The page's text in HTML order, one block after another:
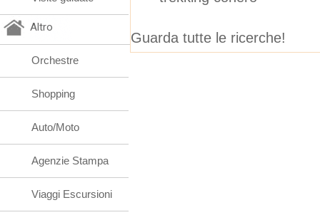
Guarda tutte le ricerche!
Altro
Orchestre
Shopping
Auto/Moto
Agenzie Stampa
Viaggi Escursioni